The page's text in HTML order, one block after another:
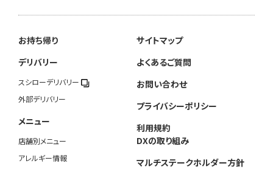
お持ち帰り
デリバリー
スシローデリバリー
外部デリバリー
メニュー
店舗別メニュー
アレルギー情報
サイトマップ
よくあるご質問
お問い合わせ
プライバシーポリシー
利用規約
DXの取り組み
マルチステークホルダー方針